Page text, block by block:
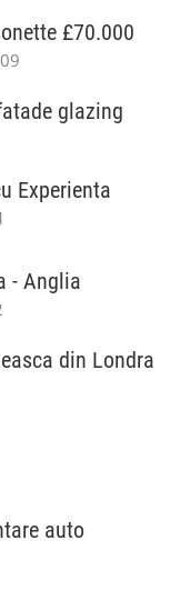
£70.000
glazing
Experienta
- Anglia
din Londra
auto